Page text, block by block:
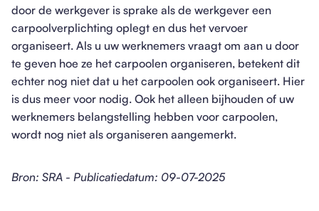
door de werkgever is sprake als de werkgever een
carpoolverplichting oplegt en dus het vervoer
organiseert. Als u uw werknemers vraagt om aan u door
te geven hoe ze het carpoolen organiseren, betekent dit
echter nog niet dat u het carpoolen ook organiseert. Hier
is dus meer voor nodig. Ook het alleen bijhouden of uw
werknemers belangstelling hebben voor carpoolen,
wordt nog niet als organiseren aangemerkt.
Bron: SRA - Publicatiedatum: 09-07-2025